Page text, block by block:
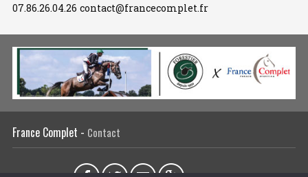
07.86.26.04.26 contact@francecomplet.fr
France Complet - Contact